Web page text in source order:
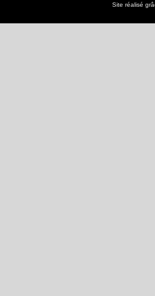
Site réalisé